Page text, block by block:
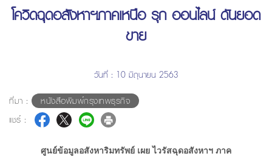
โควิดฉุดอสังหาฯภาคเหนือ รุก ออนไลน์ ดันยอด
ขาย
วันที่ : 10 มิถุนายน 2563
ที่มา :
หนังสือพิมพ์กรุงเทพธุรกิจ
แชร์ :
ศูนย์ข้อมูลอสังหาริมทรัพย์ เผย ไวรัสฉุดอสังหาฯ ภาค